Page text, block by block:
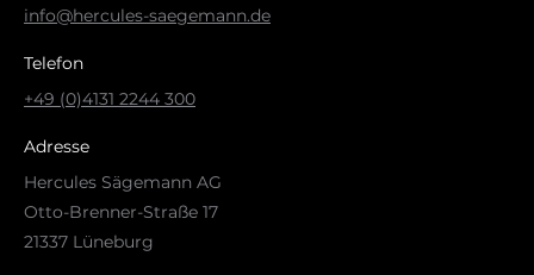
info@hercules-saegemann.de
Telefon
+49 (0)4131 2244 300
Adresse
Hercules Sägemann AG
Otto-Brenner-Straße 17
21337 Lüneburg